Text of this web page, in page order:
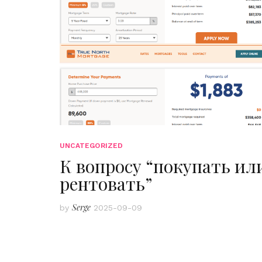
UNCATEGORIZED
К вопросу “покупать
рентовать”
by Serge 2025-09-09